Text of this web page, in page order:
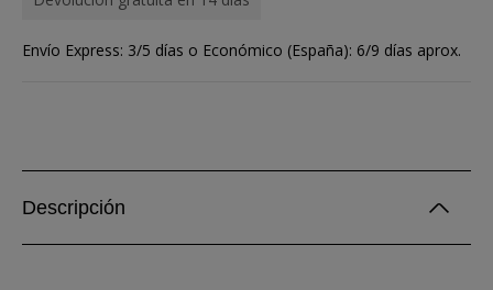
Envío Express: 3/5 días o Económico (España): 6/9 días aprox.
Descripción